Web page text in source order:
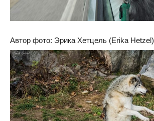
Автор фото: Эрика Хетцель (Erika Hetzel)